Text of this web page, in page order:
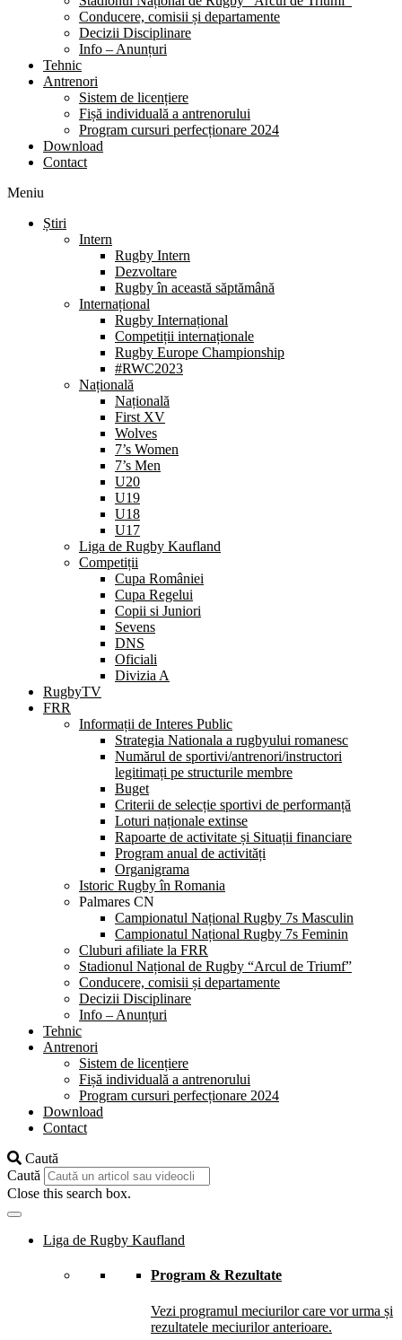
Conducere, comisii și departamente
Decizii Disciplinare
Info – Anunțuri
Tehnic
Antrenori
Sistem de licențiere
Fișă individuală a antrenorului
Program cursuri perfecționare 2024
Download
Contact
Meniu
Știri
Intern
Rugby Intern
Dezvoltare
Rugby în această săptămână
Internațional
Rugby Internațional
Competiții internaționale
Rugby Europe Championship
#RWC2023
Națională
Națională
First XV
Wolves
7’s Women
7’s Men
U20
U19
U18
U17
Liga de Rugby Kaufland
Competiții
Cupa României
Cupa Regelui
Copii si Juniori
Sevens
DNS
Oficiali
Divizia A
RugbyTV
FRR
Informații de Interes Public
Strategia Nationala a rugbyului romanesc
Numărul de sportivi/antrenori/instructori
legitimați pe structurile membre
Buget
Criterii de selecție sportivi de performanță
Loturi naționale extinse
Rapoarte de activitate și Situații financiare
Program anual de activități
Organigrama
Istoric Rugby în Romania
Palmares CN
Campionatul Național Rugby 7s Masculin
Campionatul Național Rugby 7s Feminin
Cluburi afiliate la FRR
Stadionul Național de Rugby “Arcul de Triumf”
Conducere, comisii și departamente
Decizii Disciplinare
Info – Anunțuri
Tehnic
Antrenori
Sistem de licențiere
Fișă individuală a antrenorului
Program cursuri perfecționare 2024
Download
Contact
Caută
Caută
Close this search box.
Liga de Rugby Kaufland
Program & Rezultate
Vezi programul meciurilor care vor urma și
rezultatele meciurilor anterioare.